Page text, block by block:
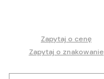
Zapytaj o cenę
Zapytaj o znakowanie